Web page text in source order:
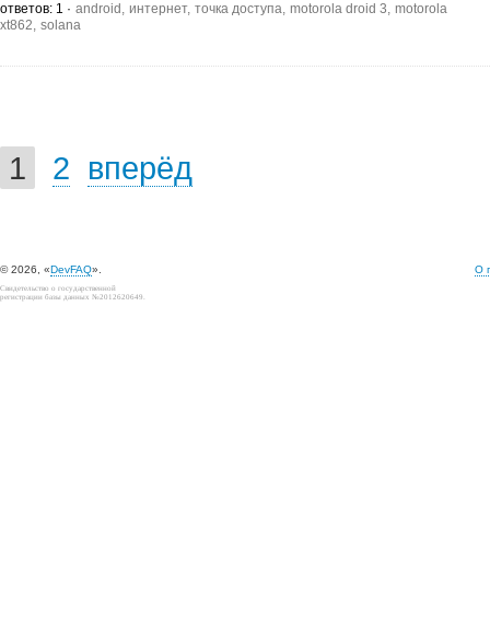
ответов: 1 android интернет точка доступа motorola droid 3 motorola
xt862 solana
1 2 вперёд
© 2026, «DevFAQ». О
Свидетельство о государственной
регистрации базы данных №2012620649.